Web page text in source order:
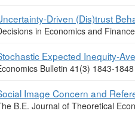
Driven (Dis)trust
in Economics and
Expected Inequity-
Bulletin 41(3) 1843-
Image Concern and
B.E. Journal of Theoretical